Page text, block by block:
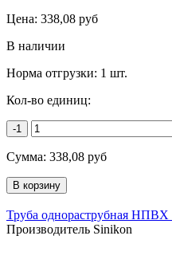
Цена: 338,08 руб
В наличии
Норма отгрузки: 1 шт.
Кол-во единиц:
-1
Сумма: 338,08 руб
Труба однораструбная НПВХ
Производитель Sinikon